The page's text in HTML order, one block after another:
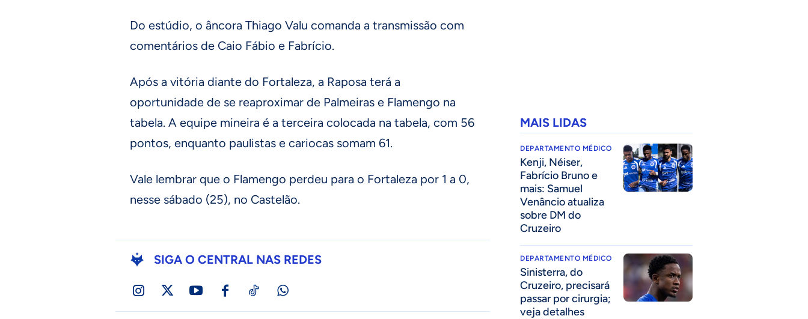
Do estúdio, o âncora Thiago Valu comanda a transmissão com
comentários de Caio Fábio e Fabrício.
Após a vitória diante do Fortaleza, a Raposa terá a
oportunidade de se reaproximar de Palmeiras e Flamengo na
tabela. A equipe mineira é a terceira colocada na tabela, com 56
pontos, enquanto paulistas e cariocas somam 61.
Vale lembrar que o Flamengo perdeu para o Fortaleza por 1 a 0,
nesse sábado (25), no Castelão.
SIGA O CENTRAL NAS REDES
MAIS LIDAS
DEPARTAMENTO MÉDICO
Kenji, Néiser,
Fabrício Bruno e
mais: Samuel
Venâncio atualiza
sobre DM do
Cruzeiro
DEPARTAMENTO MÉDICO
Sinisterra, do
Cruzeiro, precisará
passar por cirurgia;
veja detalhes